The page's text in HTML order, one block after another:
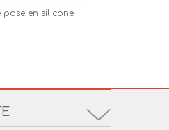
pose en silicone